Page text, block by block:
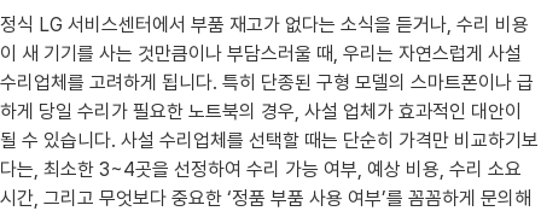
정식 LG 서비스센터에서 부품 재고가 없다는 소식을 듣거나, 수리 비용
이 새 기기를 사는 것만큼이나 부담스러울 때, 우리는 자연스럽게 사설
수리업체를 고려하게 됩니다. 특히 단종된 구형 모델의 스마트폰이나 급
하게 당일 수리가 필요한 노트북의 경우, 사설 업체가 효과적인 대안이
될 수 있습니다. 사설 수리업체를 선택할 때는 단순히 가격만 비교하기보
다는, 최소한 3~4곳을 선정하여 수리 가능 여부, 예상 비용, 수리 소요
시간, 그리고 무엇보다 중요한 ‘정품 부품 사용 여부’를 꼼꼼하게 문의해